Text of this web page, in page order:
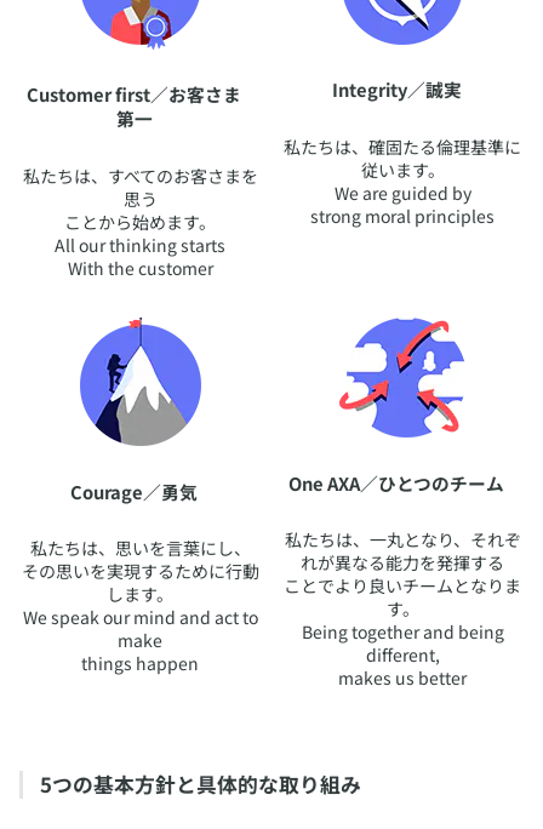
​Customer first／お客さま
第一
​私たちは、すべてのお客さまを
思う
ことから始めます。
All our thinking starts
With the customer
​Integrity／誠実
​私たちは、確固たる倫理基準に
従います。
We are guided by
strong moral principles
​Courage／勇気
​私たちは、思いを言葉にし、
その思いを実現するために行動
します。
We speak our mind and act to
make
things happen
​One AXA／ひとつのチーム
​私たちは、一丸となり、それぞ
れが異なる能力を発揮する
ことでより良いチームとなりま
す。
Being together and being
different,
makes us better
5つの基本方針と具体的な取り組み